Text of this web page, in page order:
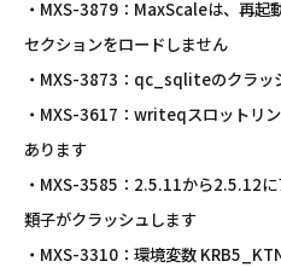
・MXS-3879：MaxScaleは、再
セクションをロードしません
・MXS-3873：qc_sqliteのクラッ
・MXS-3617：writeqスロットリ
あります
・MXS-3585：2.5.11から2.5.12
類子がクラッシュします
・MXS-3310：環境変数